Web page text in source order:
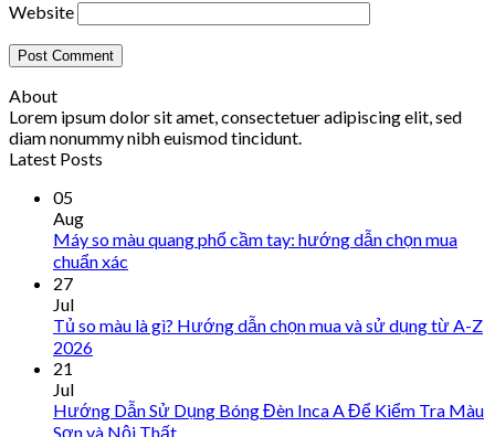
Website
About
Lorem ipsum dolor sit amet, consectetuer adipiscing elit, sed
diam nonummy nibh euismod tincidunt.
Latest Posts
05
Aug
Máy so màu quang phổ cầm tay: hướng dẫn chọn mua
chuẩn xác
27
Jul
Tủ so màu là gì? Hướng dẫn chọn mua và sử dụng từ A-Z
2026
21
Jul
Hướng Dẫn Sử Dụng Bóng Đèn Inca A Để Kiểm Tra Màu
Sơn và Nội Thất